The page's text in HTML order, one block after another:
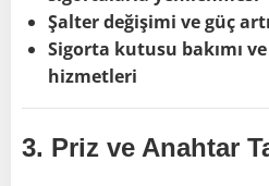
Şalter değişimi ve güç
Sigorta kutusu bakımı
hizmetleri
3. Priz ve Anahtar